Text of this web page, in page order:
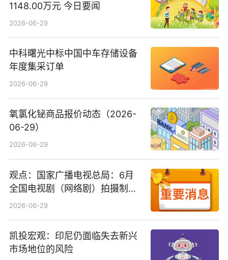
1148.00万元 今日要闻
2026-06-29
中科曙光中标中国中车存储设备
年度集采订单
2026-06-29
氧氯化铋商品报价动态（2026-
06-29）
2026-06-29
观点：国家广播电视总局：6月
全国电视剧（网络剧）拍摄制作
备案公示剧目197部
2026-06-29
凯投宏观：印尼仍面临失去新兴
市场地位的风险